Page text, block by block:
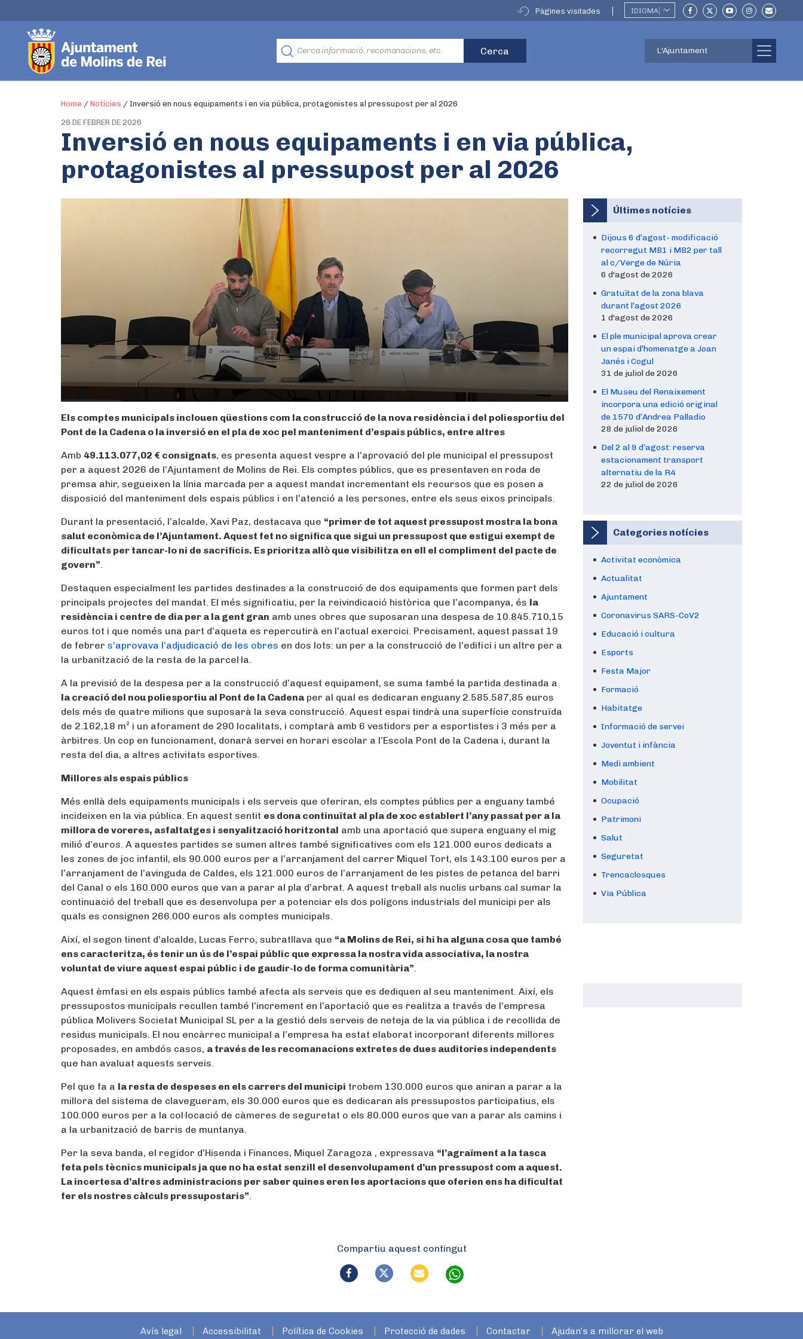
Pàgines visitades IDIOMA ▼
L'Ajuntament
Home / Notícies / Inversió en nous equipaments i en via pública, protagonistes al pressupost per al 2026
26 DE FEBRER DE 2026
Inversió en nous equipaments i en via pública,
protagonistes al pressupost per al 2026
Els comptes municipals inclouen qüestions com la construcció de la nova residència i del poliesportiu del
Pont de la Cadena o la inversió en el pla de xoc pel manteniment d’espais públics, entre altres
Amb 49.113.077,02 € consignats, es presenta aquest vespre a l’aprovació del ple municipal el pressupost
per a aquest 2026 de l’Ajuntament de Molins de Rei. Els comptes públics, que es presentaven en roda de
premsa ahir, segueixen la línia marcada per a aquest mandat incrementant els recursos que es posen a
disposició del manteniment dels espais públics i en l’atenció a les persones, entre els seus eixos principals.
Durant la presentació, l’alcalde, Xavi Paz, destacava que “primer de tot aquest pressupost mostra la bona
salut econòmica de l’Ajuntament. Aquest fet no significa que sigui un pressupost que estigui exempt de
dificultats per tancar-lo ni de sacrificis. Es prioritza allò que visibilitza en ell el compliment del pacte de
govern”.
Destaquen especialment les partides destinades a la construcció de dos equipaments que formen part dels
principals projectes del mandat. El més significatiu, per la reivindicació històrica que l’acompanya, és la
residència i centre de dia per a la gent gran amb unes obres que suposaran una despesa de 10.845.710,15
euros tot i que només una part d’aqueta es repercutirà en l’actual exercici. Precisament, aquest passat 19
de febrer s’aprovava l’adjudicació de les obres en dos lots: un per a la construcció de l’edifici i un altre per a
la urbanització de la resta de la parcel·la.
A la previsió de la despesa per a la construcció d’aquest equipament, se suma també la partida destinada a
la creació del nou poliesportiu al Pont de la Cadena per al qual es dedicaran enguany 2.585.587,85 euros
dels més de quatre milions que suposarà la seva construcció. Aquest espai tindrà una superfície construïda
de 2.162,18 m² i un aforament de 290 localitats, i comptarà amb 6 vestidors per a esportistes i 3 més per a
àrbitres. Un cop en funcionament, donarà servei en horari escolar a l’Escola Pont de la Cadena i, durant la
resta del dia, a altres activitats esportives.
Millores als espais públics
Més enllà dels equipaments municipals i els serveis que oferiran, els comptes públics per a enguany també
incideixen en la via pública. En aquest sentit es dona continuïtat al pla de xoc establert l’any passat per a la
millora de voreres, asfaltatges i senyalització horitzontal amb una aportació que supera enguany el mig
milió d’euros. A aquestes partides se sumen altres també significatives com els 121.000 euros dedicats a
les zones de joc infantil, els 90.000 euros per a l’arranjament del carrer Miquel Tort, els 143.100 euros per a
l’arranjament de l’avinguda de Caldes, els 121.000 euros de l’arranjament de les pistes de petanca del barri
del Canal o els 160.000 euros que van a parar al pla d’arbrat. A aquest treball als nuclis urbans cal sumar la
continuació del treball que es desenvolupa per a potenciar els dos polígons industrials del municipi per als
quals es consignen 266.000 euros als comptes municipals.
Així, el segon tinent d’alcalde, Lucas Ferro, subratllava que “a Molins de Rei, si hi ha alguna cosa que també
ens caracteritza, és tenir un ús de l’espai públic que expressa la nostra vida associativa, la nostra
voluntat de viure aquest espai públic i de gaudir-lo de forma comunitària”.
Aquest èmfasi en els espais públics també afecta als serveis que es dediquen al seu manteniment. Així, els
pressupostos municipals recullen també l’increment en l’aportació que es realitza a través de l’empresa
pública Molivers Societat Municipal SL per a la gestió dels serveis de neteja de la via pública i de recollida de
residus municipals. El nou encàrrec municipal a l’empresa ha estat elaborat incorporant diferents millores
proposades, en ambdós casos, a través de les recomanacions extretes de dues auditories independents
que han avaluat aquests serveis.
Pel que fa a la resta de despeses en els carrers del municipi trobem 130.000 euros que aniran a parar a la
millora del sistema de clavegueram, els 30.000 euros que es dedicaran als pressupostos participatius, els
100.000 euros per a la col·locació de càmeres de seguretat o els 80.000 euros que van a parar als camins i
a la urbanització de barris de muntanya.
Per la seva banda, el regidor d’Hisenda i Finances, Miquel Zaragoza , expressava “l’agraïment a la tasca
feta pels tècnics municipals ja que no ha estat senzill el desenvolupament d’un pressupost com a aquest.
La incertesa d’altres administracions per saber quines eren les aportacions que oferien ens ha dificultat
fer els nostres càlculs pressupostaris”.
Últimes notícies
Dijous 6 d’agost- modificació
recorregut MB1 i MB2 per tall
al c/Verge de Núria
6 d'agost de 2026
Gratuïtat de la zona blava
durant l’agost 2026
1 d'agost de 2026
El ple municipal aprova crear
un espai d’homenatge a Joan
Janés i Cogul
31 de juliol de 2026
El Museu del Renaixement
incorpora una edició original
de 1570 d’Andrea Palladio
28 de juliol de 2026
Del 2 al 9 d’agost: reserva
estacionament transport
alternatiu de la R4
22 de juliol de 2026
Categories notícies
Activitat econòmica
Actualitat
Ajuntament
Coronavirus SARS-CoV2
Educació i cultura
Esports
Festa Major
Formació
Habitatge
Informació de servei
Joventut i infància
Medi ambient
Mobilitat
Ocupació
Patrimoni
Salut
Seguretat
Trencaclosques
Via Pública
Compartiu aquest contingut
Avís legal Accessibilitat Política de Cookies Protecció de dades Contactar Ajudan’s a millorar el web